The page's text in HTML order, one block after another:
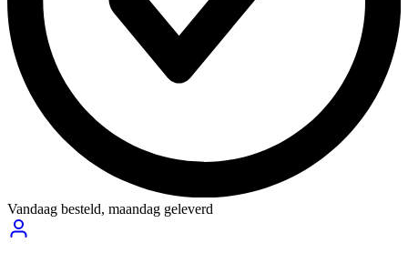
Vandaag besteld, maandag geleverd